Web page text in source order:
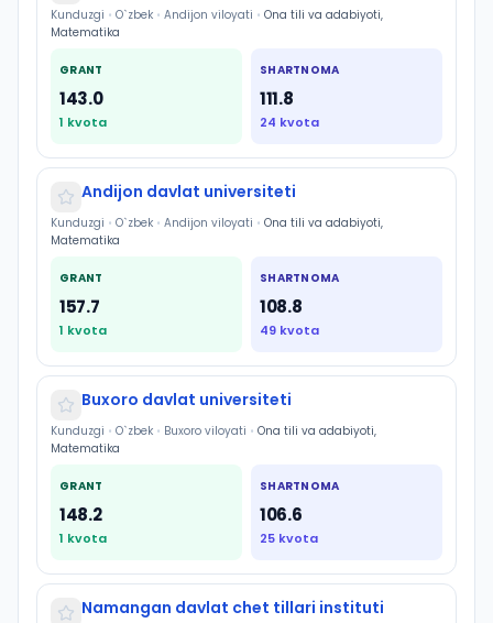
Kunduzgi • O`zbek • Andijon viloyati • Ona tili va adabiyoti,
Matematika
GRANT
143.0
1 kvota
SHARTNOMA
111.8
24 kvota
Andijon davlat universiteti
Kunduzgi • O`zbek • Andijon viloyati • Ona tili va adabiyoti,
Matematika
GRANT
157.7
1 kvota
SHARTNOMA
108.8
49 kvota
Buxoro davlat universiteti
Kunduzgi • O`zbek • Buxoro viloyati • Ona tili va adabiyoti,
Matematika
GRANT
148.2
1 kvota
SHARTNOMA
106.6
25 kvota
Namangan davlat chet tillari instituti